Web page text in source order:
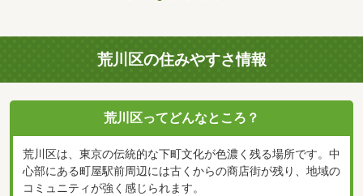
荒川区の住みやすさ情報
荒川区ってどんなところ？
荒川区は、東京の伝統的な下町文化が色濃く残る場所です。中
心部にある町屋駅前周辺には古くからの商店街が残り、地域の
コミュニティが強く感じられます。